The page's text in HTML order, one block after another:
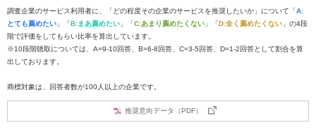
調査企業のサービス利用者に、「どの程度その企業のサービスを推奨したいか」について「A:
とても薦めたい 」「B:まあ薦めたい 」「C:あまり薦めたくない 」「D:全く薦めたくない 」の4段
階で評価をしてもらい比率を算出しています。
※10段階聴取については、A=9-10回答、B=6-8回答、C=3-5回答、D=1-2回答として割合を算
出しております。
商標対象は、回答者数が100人以上の企業です。
推奨意向データ（PDF）